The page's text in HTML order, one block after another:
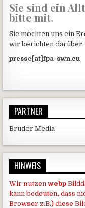
Sie sind ein
bitte mit.
Sie möchten uns ein
wir berichten darüber.
presse[at]fpa-swn.eu
PARTNER
Bruder Media
HINWEIS
Wir nutzen webp
kann bedeuten, dass
Browser z.B.) diese